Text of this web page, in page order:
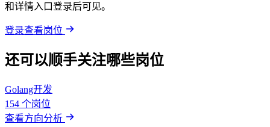
和详情入口登录后可见。
登录查看岗位
还可以顺手关注哪些岗位
Golang开发
154 个岗位
查看方向分析